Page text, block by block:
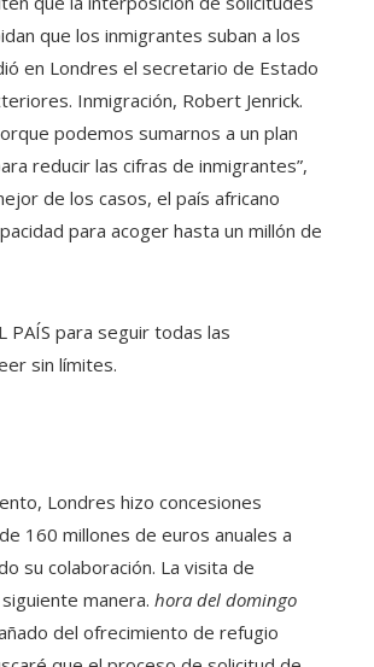
que los inmigrantes suban a los
en Londres el secretario de Estado
Inmigración, Robert Jenrick.
podemos sumarnos a un plan
reducir las cifras de inmigrantes”,
de los casos, el país africano
para acoger hasta un millón de
PAÍS para seguir todas las
sin límites.
Londres hizo concesiones
160 millones de euros anuales a
su colaboración. La visita de
manera. hora del domingo
del ofrecimiento de refugio